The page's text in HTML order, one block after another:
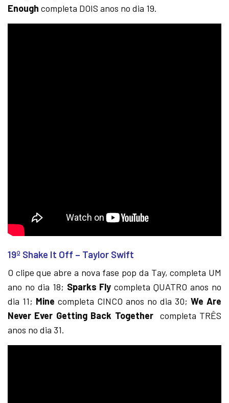
Enough completa DOIS anos no dia 19.
19º Shake It Off – Taylor Swift
O clipe que abre a nova fase pop da Tay, completa UM
ano no dia 18; Sparks Fly completa QUATRO anos no
dia 11; Mine completa CINCO anos no dia 30; We Are
Never Ever Getting Back Togethercompleta TRÊS
anos no dia 31.